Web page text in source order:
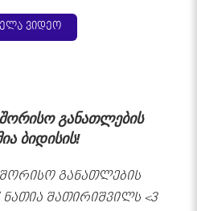
ვიდეო
განათლების
ბიდისის!
განათლების
ნათია შათირიშვილს <3